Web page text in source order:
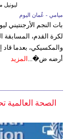
ليونيل
ميامي - عُمان اليوم
بات النجم الأرجنتيني
لكرة القدم، المسابقة
أرضه ض�...
المزيد
الصحة